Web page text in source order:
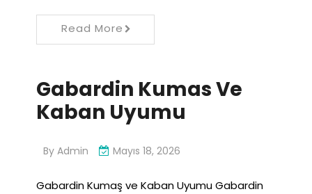
Read More
Gabardin Kumas Ve
Kaban Uyumu
By Admin Mayıs 18, 2026
Gabardin Kumaş ve Kaban Uyumu Gabardin